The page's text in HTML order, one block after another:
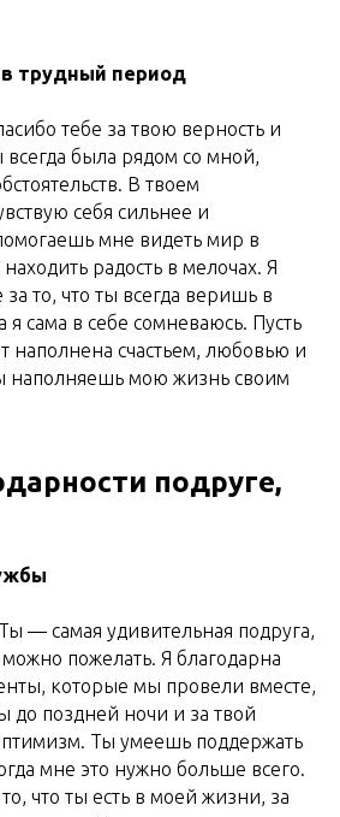
трудный период
тебе за твою верность и
всегда была рядом со мной,
В твоем
себя сильнее и
мне видеть мир в
радость в мелочах. Я
за то, что ты всегда веришь в
я сама в себе сомневаюсь. Пусть
наполнена счастьем, любовью и
наполняешь мою жизнь своим
подруге,
— самая удивительная подруга,
пожелать. Я благодарна
которые мы провели вместе,
до поздней ночи и за твой
Ты умеешь поддержать
мне это нужно больше всего.
что ты есть в моей жизни, за